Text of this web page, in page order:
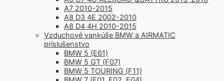
A7 2010-2015
A8 D3 4E 2002-2010
A8 D4 4H 2010-2015
Vzduchové vankúše BMW a AIRMATIC
príslušenstvo
BMW 5 (E61)
BMW 5 GT (F07)
BMW 5 TOURING (F11)